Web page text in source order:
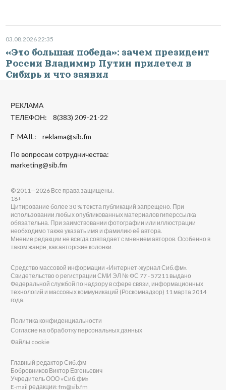
03.08.2026 22:35
«Это большая победа»: зачем президент
России Владимир Путин прилетел в
Сибирь и что заявил
РЕКЛАМА
ТЕЛЕФОН: 8(383) 209-21-22
E-MAIL: reklama@sib.fm
По вопросам сотрудничества:
marketing@sib.fm
© 2011—2026 Все права защищены.
18+
Цитирование более 30 % текста публикаций запрещено. При
использовании любых опубликованных материалов гиперссылка
обязательна. При заимствовании фотографии или иллюстрации
необходимо также указать имя и фамилию её автора.
Мнение редакции не всегда совпадает с мнением авторов. Особенно в
таком жанре, как авторские колонки.
Средство массовой информации «Интернет-журнал Сиб.фм».
Свидетельство о регистрации СМИ ЭЛ № ФС 77 - 57211 выдано
Федеральной службой по надзору в сфере связи, информационных
технологий и массовых коммуникаций (Роскомнадзор) 11 марта 2014
года.
Политика конфиденциальности
Согласие на обработку персональных данных
Файлы cookie
Главный редактор Сиб.фм
Бобровников Виктор Евгеньевич
Учредитель ООО «Сиб.фм»
E-mail редакции: fm@sib.fm